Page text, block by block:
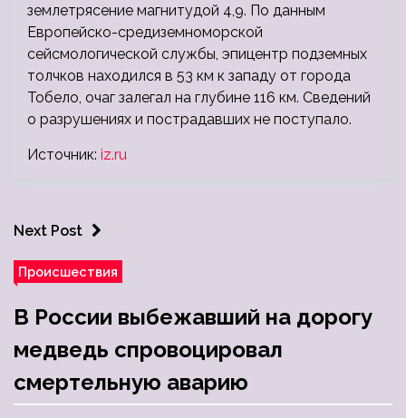
землетрясение магнитудой 4,9. По данным
Европейско-средиземноморской
сейсмологической службы, эпицентр подземных
толчков находился в 53 км к западу от города
Тобело, очаг залегал на глубине 116 км. Сведений
о разрушениях и пострадавших не поступало.
Источник: iz.ru
Next Post
Происшествия
В России выбежавший на дорогу
медведь спровоцировал
смертельную аварию